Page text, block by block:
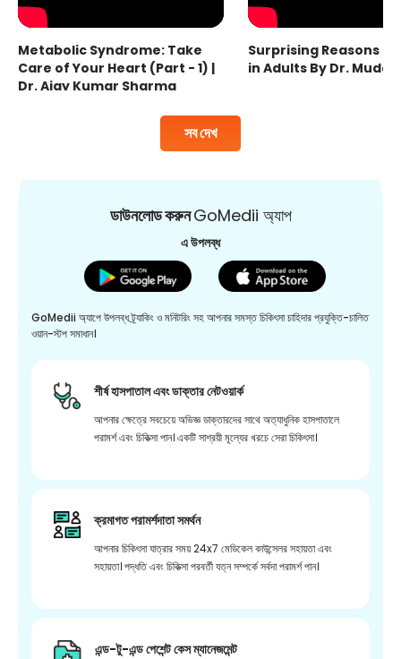
সব দেখ
Metabolic Syndrome: Take
Care of Your Heart (Part - 1) |
Dr. Ajay Kumar Sharma
Surprising Reasons
in Adults By Dr.
ডাউনলোড করুনGoMedii অ্যাপ
এ উপলব্ধ
GoMedii অ্যাপে উপলব্ধ ট্র্যাকিং ও মনিটরিং সহ আপনার সমস্ত চিকিৎসা চাহিদার প্রযুক্তি-চালিত
ওয়ান-স্টপ সমাধান।
শীর্ষ হাসপাতাল এবং ডাক্তার নেটওয়ার্ক
আপনার ক্ষেত্রে সবচেয়ে অভিজ্ঞ ডাক্তারদের সাথে অত্যাধুনিক হাসপাতালে
পরামর্শ এবং চিকিত্সা পান। একটি সাশ্রয়ী মূল্যের খরচে সেরা চিকিৎসা।
ক্রমাগত পরামর্শদাতা সমর্থন
আপনার চিকিৎসা যাত্রার সময় 24x7 মেডিকেল কাউন্সেলর সহায়তা এবং
সহায়তা। পদ্ধতি এবং চিকিত্সা পরবর্তী যত্ন সম্পর্কে সর্বদা পরামর্শ পান।
এন্ড-টু-এন্ড পেশেন্ট কেস ম্যানেজমেন্ট